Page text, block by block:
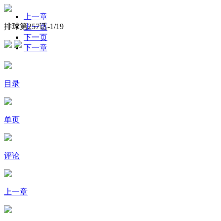
排球第257话-1/19
上一章
上一页
下一页
下一章
目录
单页
评论
上一章